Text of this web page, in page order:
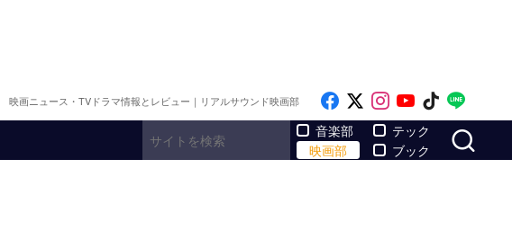
映画ニュース・TVドラマ情報とレビュー｜リアルサウンド映画部 Like on Facebook
Follow on x
Follow on
Follow on
Follow
音楽部
映画部
テック
ブック